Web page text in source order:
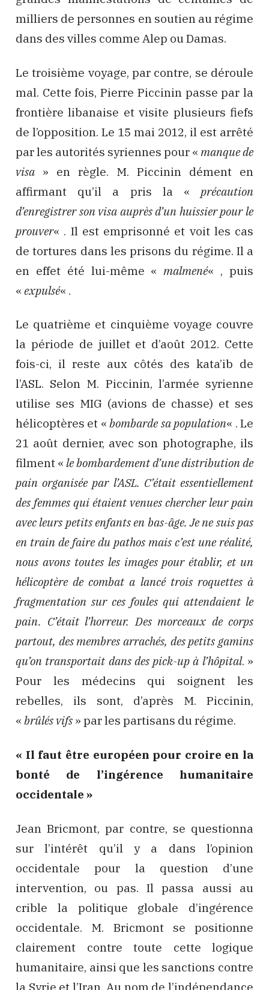
milliers de personnes en soutien au régime
dans des villes comme Alep ou Damas.
Le troisième voyage, par contre, se déroule
mal. Cette fois, Pierre Piccinin passe par la
frontière libanaise et visite plusieurs fiefs
de l’opposition. Le 15 mai 2012, il est arrêté
par les autorités syriennes pour « manque de
visa » en règle. M. Piccinin dément en
affirmant qu’il a pris la « précaution
d’enregistrer son visa auprès d’un huissier pour le
prouver« . Il est emprisonné et voit les cas
de tortures dans les prisons du régime. Il a
en effet été lui-même « malmené« , puis
« expulsé« .
Le quatrième et cinquième voyage couvre
la période de juillet et d’août 2012. Cette
fois-ci, il reste aux côtés des kata’ib de
l’ASL. Selon M. Piccinin, l’armée syrienne
utilise ses MIG (avions de chasse) et ses
hélicoptères et «bombarde sa population« . Le
21 août dernier, avec son photographe, ils
filment « le bombardement d’une distribution de
pain organisée par l’ASL. C’était essentiellement
des femmes qui étaient venues chercher leur pain
avec leurs petits enfants en bas-âge. Je ne suis pas
en train de faire du pathos mais c’est une réalité,
nous avons toutes les images pour établir, et un
hélicoptère de combat a lancé trois roquettes à
fragmentation sur ces foules qui attendaient le
pain. C’était l’horreur. Des morceaux de corps
partout, des membres arrachés, des petits gamins
qu’on transportait dans des pick-up à l’hôpital. »
Pour les médecins qui soignent les
rebelles, ils sont, d’après M. Piccinin,
« brûlés vifs » par les partisans du régime.
« Il faut être européen pour croire en la
bonté de l’ingérence humanitaire
occidentale »
Jean Bricmont, par contre, se questionna
sur l’intérêt qu’il y a dans l’opinion
occidentale pour la question d’une
intervention, ou pas. Il passa aussi au
crible la politique globale d’ingérence
occidentale. M. Bricmont se positionne
clairement contre toute cette logique
humanitaire, ainsi que les sanctions contre
la Syrie et l’Iran. Au nom de l’indépendance